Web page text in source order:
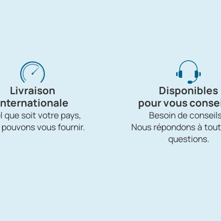
Livraison
que soit votre pays,
vous fournir.
Disponibles
pour vous
Besoin de
Nous répondons à
questions.